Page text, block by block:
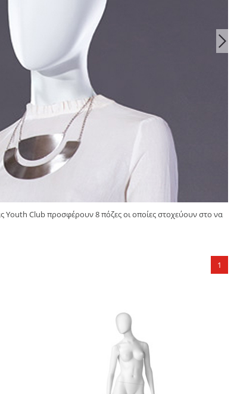
Youth Club προσφέρουν 8 πόζες οι οποίες στοχεύουν στο να
1